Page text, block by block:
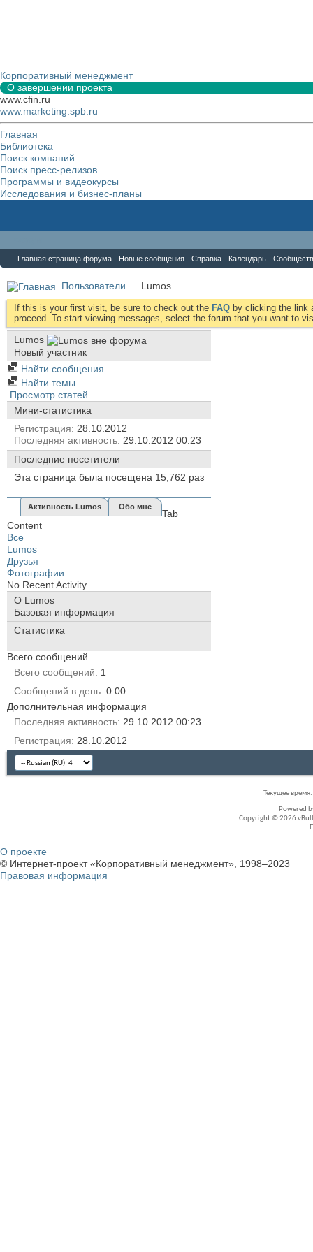
Корпоративный менеджмент
О завершении проекта
www.cfin.ru
www.marketing.spb.ru
Главная
Библиотека
Поиск компаний
Поиск пресс-релизов
Программы и видеокурсы
Исследования и бизнес-планы
Главная страница форума Новые сообщения Справка Календарь
Пользователи Lumos
If this is your first visit, be sure to check out the FAQ by clicking the link
proceed. To start viewing messages, select the forum that you want to
Lumos
Новый участник
Найти сообщения
Найти темы
Просмотр статей
Мини-статистика
Регистрация
28.10.2012
Последняя активность 29.10.2012 00:23
Последние посетители
Эта страница была посещена 15,762 раз
Активность Lumos Обо мне
Tab
Content
Все
Lumos
Друзья
Фотографии
No Recent Activity
О Lumos
Базовая информация
Статистика
Всего сообщений
Всего сообщений
1
Сообщений в день 0.00
Дополнительная информация
Последняя активность 29.10.2012 00:23
Регистрация
28.10.2012
Текущее время:
Powered
Copyright © 2026
О проекте
© Интернет-проект «Корпоративный менеджмент», 1998–2023
Правовая информация